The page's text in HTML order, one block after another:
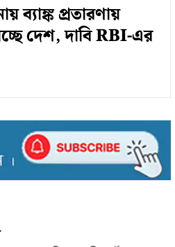
প্রতারণায়
দেশ, দাবি RBI-এর